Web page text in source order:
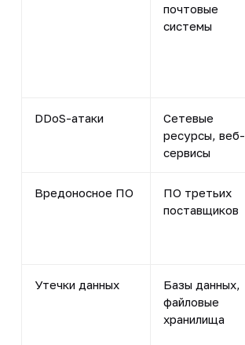
почтовые
системы
DDoS-атаки
Сетевые
ресурсы, веб-
сервисы
Вредоносное ПО
ПО третьих
поставщиков
Утечки данных
Базы данных,
файловые
хранилища